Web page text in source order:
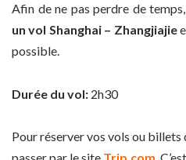
Afin de ne pas perdre de
un vol Shanghai – Zhangjiajie
possible.
Durée du vol: 2h30
Pour réserver vos vols ou billets